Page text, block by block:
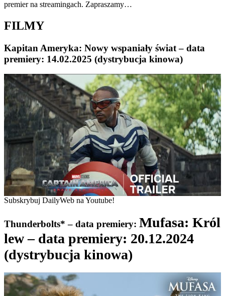
premier na streamingach. Zapraszamy…
FILMY
Kapitan Ameryka: Nowy wspaniały świat – data
premiery: 14.02.2025 (dystrybucja kinowa)
Subskrybuj DailyWeb na Youtube!
Thunderbolts* – data premiery: Mufasa: Król
lew – data premiery: 20.12.2024
(dystrybucja kinowa)